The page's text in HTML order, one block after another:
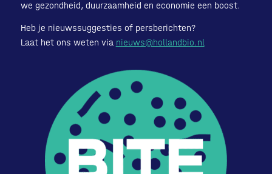
we gezondheid, duurzaamheid en economie een boost.
Heb je nieuwssuggesties of persberichten?
Laat het ons weten via nieuws@hollandbio.nl